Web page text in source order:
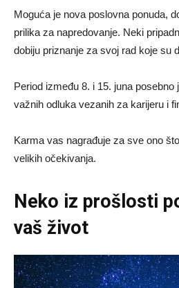
Moguća je nova poslovna ponuda,
prilika za napredovanje. Neki
dobiju priznanje za svoj rad koje su
Period između 8. i 15. juna posebno
važnih odluka vezanih za karijeru i
Karma vas nagrađuje za sve ono
velikih očekivanja.
Neko iz prošlosti
vaš život